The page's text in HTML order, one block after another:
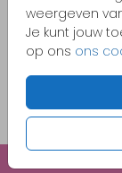
weergeven
Je kunt jouw
op ons ons
Bestel
OMSCHRIJVING